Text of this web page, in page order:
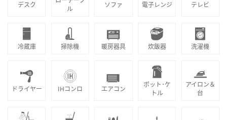
デスク
ル
ソファ 電子レンジ テレビ
冷蔵庫 掃除機 暖房器具 炊飯器 洗濯機
ドライヤー IHコンロ エアコン
ポット･ケ
トル
アイロン＆
台